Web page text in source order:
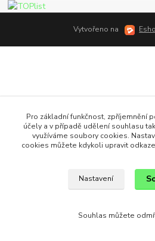
Vytvořeno na
Pro základní funkčnost, zpříjemnění
účely a v případě udělení souhlasu
využíváme soubory cookies.
cookies můžete kdykoli upravit
Nastavení
Souhlas můžete